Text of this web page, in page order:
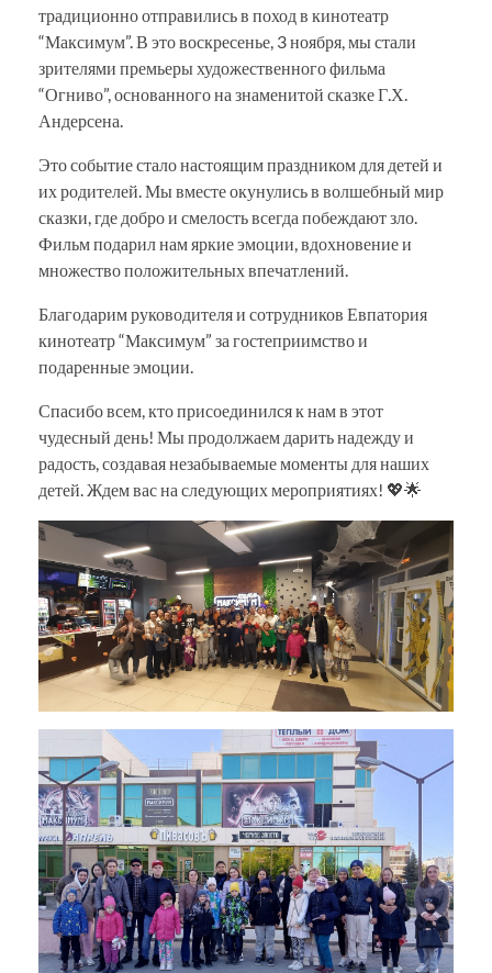
традиционно отправились в поход в кинотеатр
“Максимум”. В это воскресенье, 3 ноября, мы стали
зрителями премьеры художественного фильма
“Огниво”, основанного на знаменитой сказке Г.Х.
Андерсена.
Это событие стало настоящим праздником для детей и
их родителей. Мы вместе окунулись в волшебный мир
сказки, где добро и смелость всегда побеждают зло.
Фильм подарил нам яркие эмоции, вдохновение и
множество положительных впечатлений.
Благодарим руководителя и сотрудников Евпатория
кинотеатр “Максимум” за гостеприимство и
подаренные эмоции.
Спасибо всем, кто присоединился к нам в этот
чудесный день! Мы продолжаем дарить надежду и
радость, создавая незабываемые моменты для наших
детей. Ждем вас на следующих мероприятиях! 💖🌟